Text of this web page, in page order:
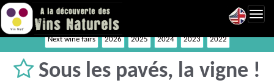
Next wine fairs 2026 2025 2024 2023 2022
Sous les pavés, la vigne !